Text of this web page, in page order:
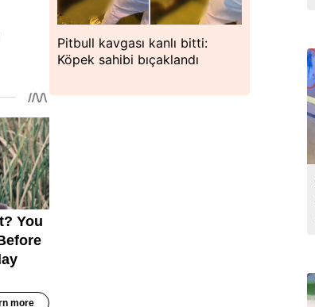
Pitbull kavgası kanlı bitti:
Köpek sahibi bıçaklandı